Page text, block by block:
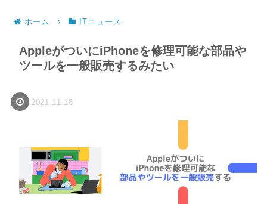
ホーム ITニュース
AppleがついにiPhoneを修理可能な部品や
ツールを一般販売するみたい
2021.11.18